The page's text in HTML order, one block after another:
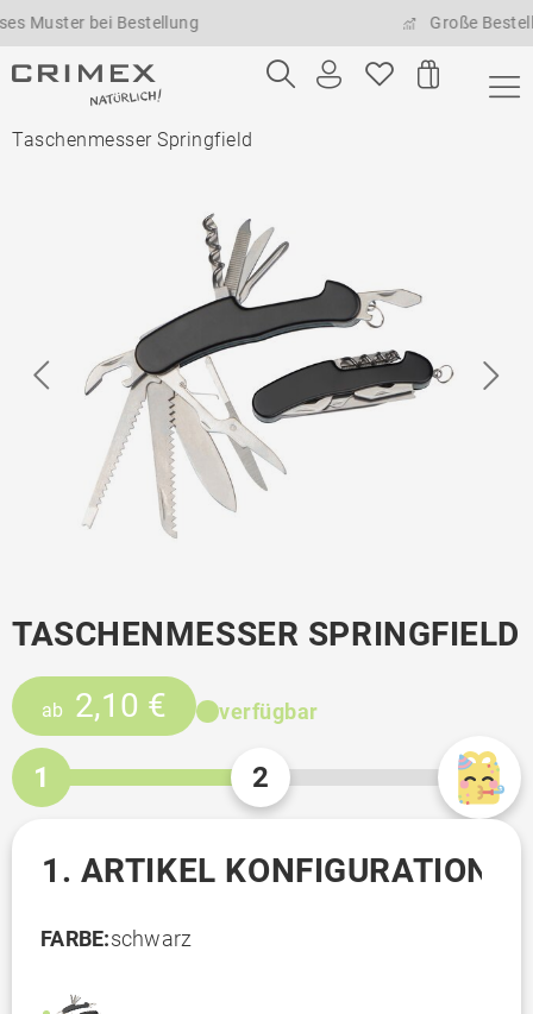
bei Bestellung Große
Taschenmesser Springfield
TASCHENMESSER SPRINGFIELD
ab 2,10 € verfügbar
1 2
1. ARTIKEL KONFIGURATION
FARBE:schwarz